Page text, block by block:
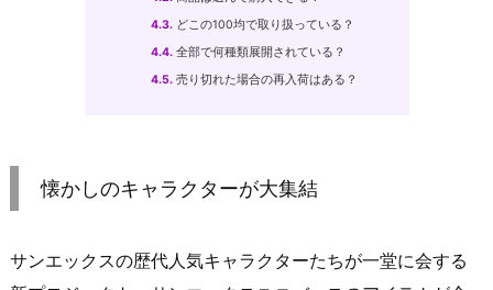
4.3.どこの100均で取り扱っている？
4.4.全部で何種類展開されている？
4.5.売り切れた場合の再入荷はある？
懐かしのキャラクターが大集結
サンエックスの歴代人気キャラクターたちが一堂に会する